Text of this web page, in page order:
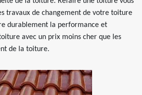
travaux de changement de votre toiture
durablement la performance et
avec un prix moins cher que les
de la toiture.